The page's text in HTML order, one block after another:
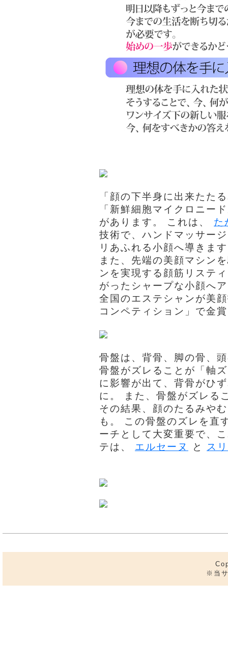
「顔の下半身に出来たた
「新鮮細胞マイクロニー
があります。 これは、 た
技術で、ハンドマッサー
リあふれる小顔へ導きま
また、先端の美顔マシン
ンを実現する顔筋リステ
がったシャープな小顔へ
全国のエステシャンが美
コンペティション」で金
骨盤は、背骨、脚の骨、
骨盤がズレることが「軸
に影響が出て、背骨がひ
に。 また、骨盤がズレる
その結果、顔のたるみや
も。 この骨盤のズレを直
ーチとして大変重要で、
テは、 エルセーヌ と ス
※当